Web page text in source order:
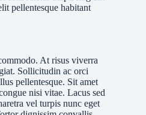
pellentesque habitant
At risus viverra
Sollicitudin ac orci
pellentesque. Sit amet
nisi vitae. Lacus sed
vel turpis nunc eget